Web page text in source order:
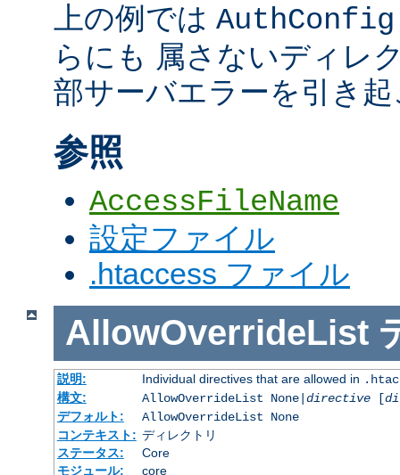
上の例では AuthConfig
らにも 属さないディレ
部サーバエラーを引き
参照
AccessFileName
設定ファイル
.htaccess ファイル
AllowOverrideList
説明: Individual directives that are allowed in
構文:
AllowOverrideList None| directive[
デフォルト:
AllowOverrideList None
コンテキスト: ディレクトリ
ステータス:
Core
モジュール:
core